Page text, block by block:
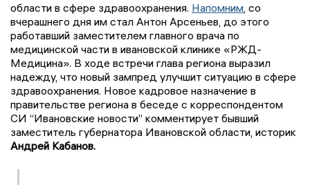
области в сфере здравоохранения. Напомним, со
вчерашнего дня им стал Антон Арсеньев, до этого
работавший заместителем главного врача по
медицинской части в ивановской клинике «РЖД-
Медицина». В ходе встречи глава региона выразил
надежду, что новый зампред улучшит ситуацию в сфере
здравоохранения. Новое кадровое назначение в
правительстве региона в беседе с корреспондентом
СИ “Ивановские новости” комментирует бывший
заместитель губернатора Ивановской области, историк
Андрей Кабанов.